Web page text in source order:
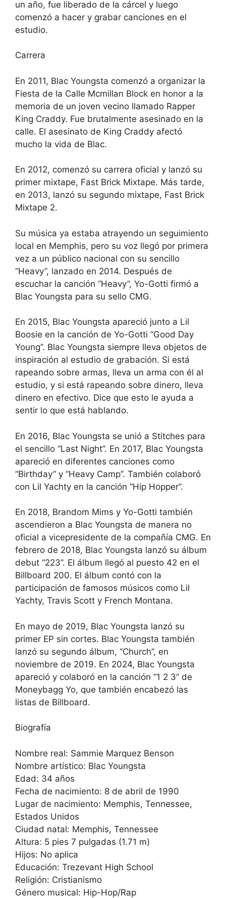
un año, fue liberado de la cárcel y luego
comenzó a hacer y grabar canciones en el
estudio.
Carrera
En 2011, Blac Youngsta comenzó a organizar la
Fiesta de la Calle Mcmillan Block en honor a la
memoria de un joven vecino llamado Rapper
King Craddy. Fue brutalmente asesinado en la
calle. El asesinato de King Craddy afectó
mucho la vida de Blac.
En 2012, comenzó su carrera oficial y lanzó su
primer mixtape, Fast Brick Mixtape. Más tarde,
en 2013, lanzó su segundo mixtape, Fast Brick
Mixtape 2.
Su música ya estaba atrayendo un seguimiento
local en Memphis, pero su voz llegó por primera
vez a un público nacional con su sencillo
“Heavy”, lanzado en 2014. Después de
escuchar la canción “Heavy”, Yo-Gotti firmó a
Blac Youngsta para su sello CMG.
En 2015, Blac Youngsta apareció junto a Lil
Boosie en la canción de Yo-Gotti “Good Day
Young”. Blac Youngsta siempre lleva objetos de
inspiración al estudio de grabación. Si está
rapeando sobre armas, lleva un arma con él al
estudio, y si está rapeando sobre dinero, lleva
dinero en efectivo. Dice que esto le ayuda a
sentir lo que está hablando.
En 2016, Blac Youngsta se unió a Stitches para
el sencillo “Last Night”. En 2017, Blac Youngsta
apareció en diferentes canciones como
“Birthday” y “Heavy Camp”. También colaboró
con Lil Yachty en la canción “Hip Hopper”.
En 2018, Brandom Mims y Yo-Gotti también
ascendieron a Blac Youngsta de manera no
oficial a vicepresidente de la compañía CMG. En
febrero de 2018, Blac Youngsta lanzó su álbum
debut “223”. El álbum llegó al puesto 42 en el
Billboard 200. El álbum contó con la
participación de famosos músicos como Lil
Yachty, Travis Scott y French Montana.
En mayo de 2019, Blac Youngsta lanzó su
primer EP sin cortes. Blac Youngsta también
lanzó su segundo álbum, “Church”, en
noviembre de 2019. En 2024, Blac Youngsta
apareció y colaboró en la canción “1 2 3” de
Moneybagg Yo, que también encabezó las
listas de Billboard.
Biografía
Nombre real: Sammie Marquez Benson
Nombre artístico: Blac Youngsta
Edad: 34 años
Fecha de nacimiento: 8 de abril de 1990
Lugar de nacimiento: Memphis, Tennessee,
Estados Unidos
Ciudad natal: Memphis, Tennessee
Altura: 5 pies 7 pulgadas (1.71 m)
Hijos: No aplica
Educación: Trezevant High School
Religión: Cristianismo
Género musical: Hip-Hop/Rap